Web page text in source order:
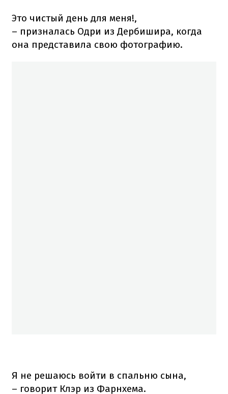
Это чистый день для меня!,
– призналась Одри из Дербишира, когда
она представила свою фотографию.
Я не решаюсь войти в спальню сына,
– говорит Клэр из Фарнхема.